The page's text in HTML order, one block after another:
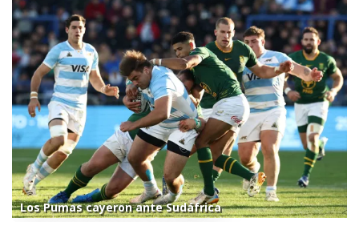
Los Pumas cayeron ante Sudáfrica